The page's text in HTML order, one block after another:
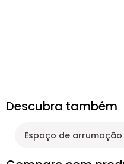
Descubra também
Espaço de